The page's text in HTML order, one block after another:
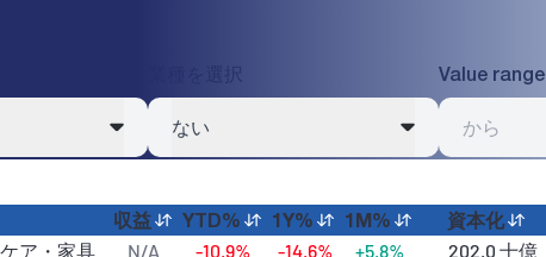
業種を選択
ない
Value range
収益 YTD% 1Y% 1M% 資本化
ア・家具 N/A -10.9% -14.6% +5.8% 202.0十億